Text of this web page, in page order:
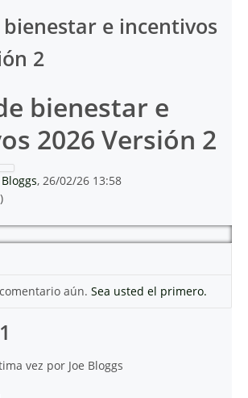
bienestar e incentivos
2
bienestar e
2026 Versión 2
Bloggs, 26/02/26 13:58
aún. Sea usted el primero.
vez por Joe Bloggs